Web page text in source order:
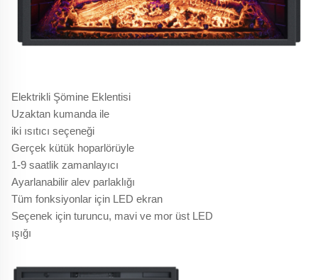
Elektrikli Şömine Eklentisi
Uzaktan kumanda ile
iki ısıtıcı seçeneği
Gerçek kütük hoparlörüyle
1-9 saatlik zamanlayıcı
Ayarlanabilir alev parlaklığı
Tüm fonksiyonlar için LED ekran
Seçenek için turuncu, mavi ve mor üst LED
ışığı